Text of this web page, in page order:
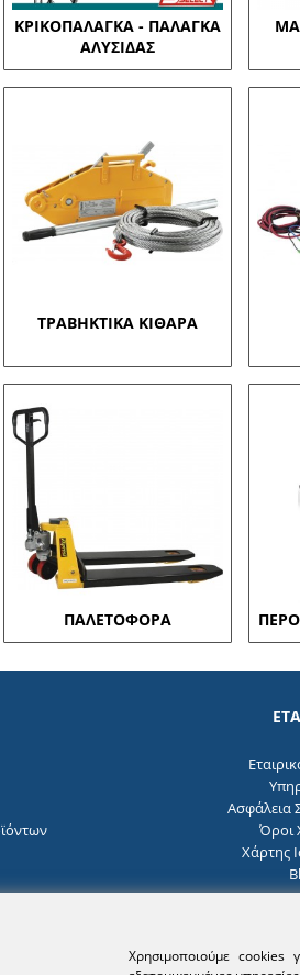
ΚΡΙΚΟΠΑΛΑΓΚΑ - ΠΑΛΑΓΚΑ
ΑΛΥΣΙΔΑΣ
ΤΡΑΒΗΚΤΙΚΑ ΚΙΘΑΡΑ
ΠΑΛΕΤΟΦΟΡΑ
Ασφάλεια
Όροι
Χάρτης
Χρησιμοποιούμε